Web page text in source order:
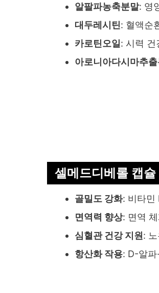
알팔파농축분말: 영
대두레시틴: 혈액순
카로틴오일: 시력 건
아로니아다시마추
셀메드디베롤 캡슐
골밀도 강화: 비타민
면역력 향상: 면역
심혈관 건강 지원:
항산화 작용: D-알